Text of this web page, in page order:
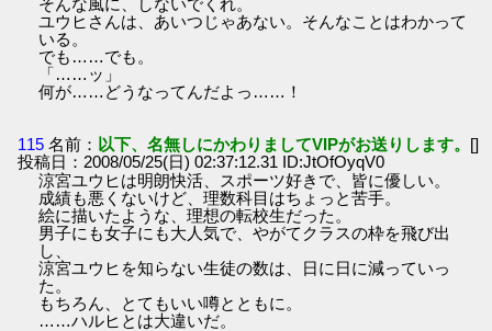
そんな風に、しないでくれ。
ユウヒさんは、あいつじゃあない。そんなことはわかって
いる。
でも……でも。
「……ッ」
何が……どうなってんだよっ……！
115 名前： 以下、名無しにかわりましてVIPがお送りします。 []
投稿日：2008/05/25(日) 02:37:12.31 ID:JtOfOyqV0
涼宮ユウヒは明朗快活、スポーツ好きで、皆に優しい。
成績も悪くないけど、理数科目はちょっと苦手。
絵に描いたような、理想の転校生だった。
男子にも女子にも大人気で、やがてクラスの枠を飛び出
し、
涼宮ユウヒを知らない生徒の数は、日に日に減っていっ
た。
もちろん、とてもいい噂とともに。
……ハルヒとは大違いだ。